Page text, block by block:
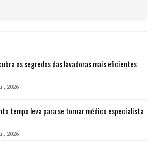
os segredos das lavadoras mais eficientes
2026
tempo leva para se tornar médico especialista
2026